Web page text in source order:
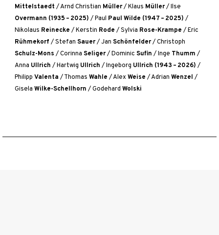
Mittelstaedt /Arnd Christian Müller/Klaus Müller/Ilse
Overmann (1935 – 2025) /Paul Paul Wilde (1947 – 2025) /
Nikolaus Reinecke /Kerstin Rode /Sylvia Rose-Krampe /Eric
Rühmekorf /Stefan Sauer/Jan Schönfelder/Christoph
Schulz-Mons /Corinna Seliger/Dominic Sufin /Inge Thumm /
Anna Ullrich /Hartwig Ullrich /Ingeborg Ullrich (1943 – 2026) /
Philipp Valenta /Thomas Wahle /Alex Weise /Adrian Wenzel /
Gisela Wilke-Schellhorn /Godehard Wolski